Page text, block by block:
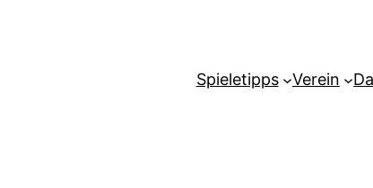
Spieletipps Verein